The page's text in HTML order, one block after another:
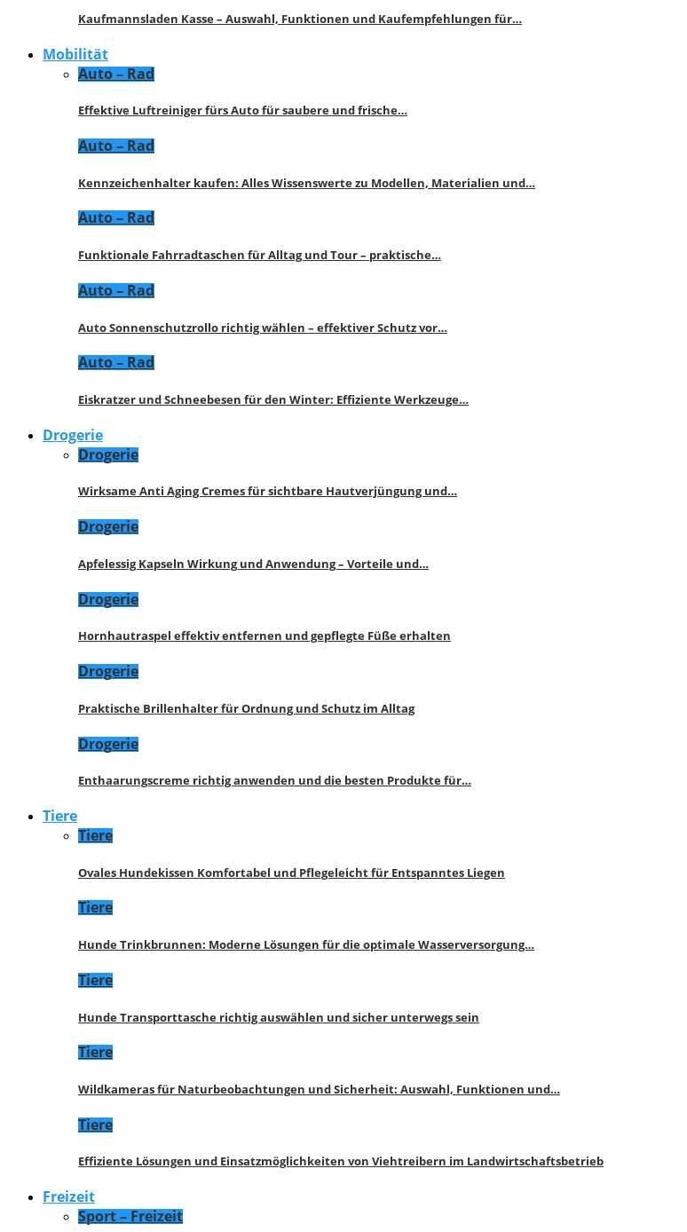
Kaufmannsladen Kasse – Auswahl, Funktionen und Kaufempfehlungen für…
Mobilität
Auto – Rad
Effektive Luftreiniger fürs Auto für saubere und frische…
Auto – Rad
Kennzeichenhalter kaufen: Alles Wissenswerte zu Modellen, Materialien und…
Auto – Rad
Funktionale Fahrradtaschen für Alltag und Tour – praktische…
Auto – Rad
Auto Sonnenschutzrollo richtig wählen – effektiver Schutz vor…
Auto – Rad
Eiskratzer und Schneebesen für den Winter: Effiziente Werkzeuge…
Drogerie
Drogerie
Wirksame Anti Aging Cremes für sichtbare Hautverjüngung und…
Drogerie
Apfelessig Kapseln Wirkung und Anwendung – Vorteile und…
Drogerie
Hornhautraspel effektiv entfernen und gepflegte Füße erhalten
Drogerie
Praktische Brillenhalter für Ordnung und Schutz im Alltag
Drogerie
Enthaarungscreme richtig anwenden und die besten Produkte für…
Tiere
Tiere
Ovales Hundekissen Komfortabel und Pflegeleicht für Entspanntes Liegen
Tiere
Hunde Trinkbrunnen: Moderne Lösungen für die optimale Wasserversorgung…
Tiere
Hunde Transporttasche richtig auswählen und sicher unterwegs sein
Tiere
Wildkameras für Naturbeobachtungen und Sicherheit: Auswahl, Funktionen und…
Tiere
Effiziente Lösungen und Einsatzmöglichkeiten von Viehtreibern im Landwirtschaftsbetrieb
Freizeit
Sport – Freizeit